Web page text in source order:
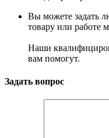
Вы можете задать
товару или работе
Наши
вам помогут.
Задать вопрос